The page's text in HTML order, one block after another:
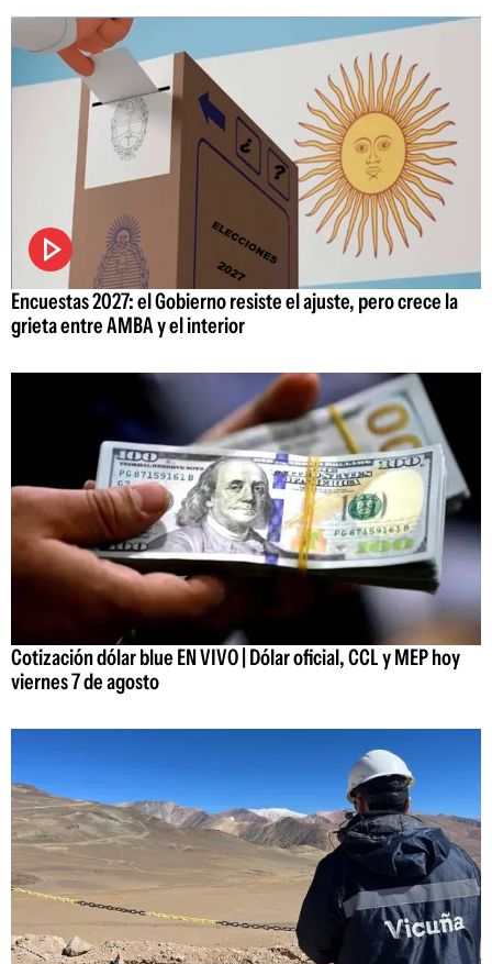
Encuestas 2027: el Gobierno resiste el ajuste, pero crece la
grieta entre AMBA y el interior
Cotización dólar blue EN VIVO | Dólar oficial, CCL y MEP hoy
viernes 7 de agosto